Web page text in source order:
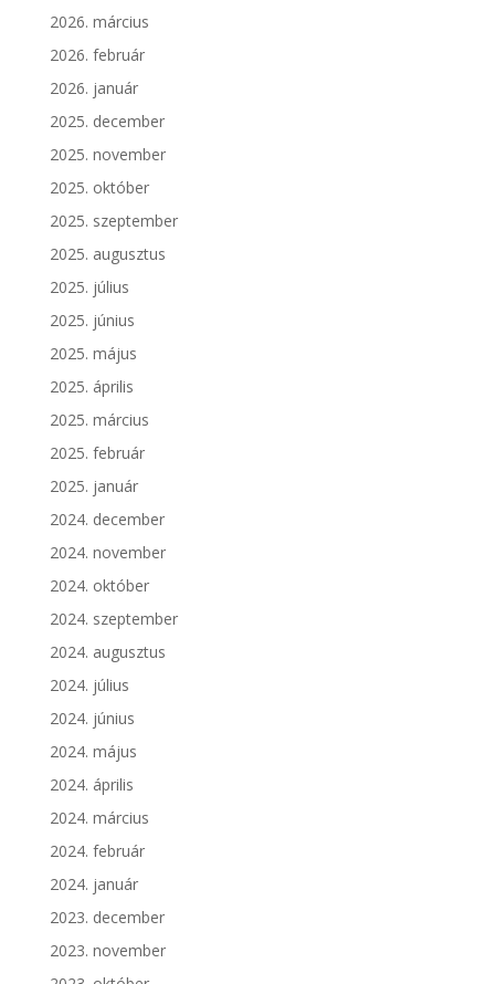
2026. március
2026. február
2026. január
2025. december
2025. november
2025. október
2025. szeptember
2025. augusztus
2025. július
2025. június
2025. május
2025. április
2025. március
2025. február
2025. január
2024. december
2024. november
2024. október
2024. szeptember
2024. augusztus
2024. július
2024. június
2024. május
2024. április
2024. március
2024. február
2024. január
2023. december
2023. november